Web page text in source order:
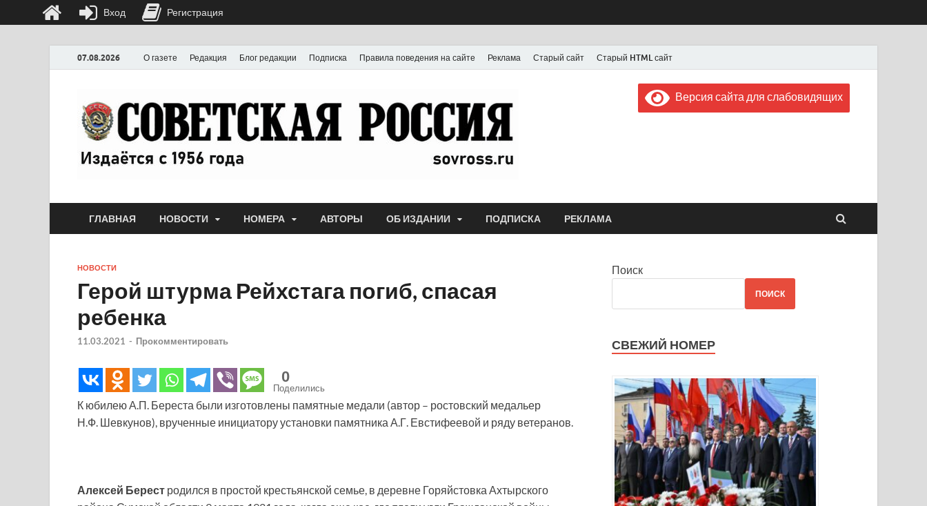
07.08.2026 О газете Редакция Блог редакции Подписка Правила поведения на сайте Реклама Старый сайт Старый HTML сайт
Газета "Советская Россия"
Выпускается с июля 1956 года
Версия сайта для слабовидящих
ГЛАВНАЯ НОВОСТИ НОМЕРА АВТОРЫ ОБ ИЗДАНИИ ПОДПИСКА РЕКЛАМА
НОВОСТИ
Герой штурма Рейхстага погиб, спасая
ребенка
11.03.2021 - Прокомментировать
0
Поделились
К юбилею А.П. Береста были изготовлены памятные медали (автор – ростовский медальер
Н.Ф. Шевкунов), врученные инициатору установки памятника А.Г. Евстифеевой и ряду ветеранов.
Алексей Берест родился в простой крестьянской семье, в деревне Горяйстовка Ахтырского
Поиск
ПОИСК
СВЕЖИЙ НОМЕР
Вход Регистрация